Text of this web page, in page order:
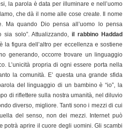
la parola è data per illuminare e nell’uomo
che dà il nome alle cose create. Il nome
Ma quando Dio pensa all’uomo lo pensa
sia solo”. Attualizzando,il rabbino Haddad
la figura dell’altro per eccellenza e sostiene
generando, occorre trovare un linguaggio
L’unicità propria di ogni essere porta nella
la comunità. E’ questa una grande sfida
del linguaggio di un bambino è “io”, la
di riflettere sulla nostra umanità, nel diluvio
diverso, migliore. Tanti sono i mezzi di cui
del senso, non dei mezzi. Internet può
potrà aprire il cuore degli uomini. Gli scambi